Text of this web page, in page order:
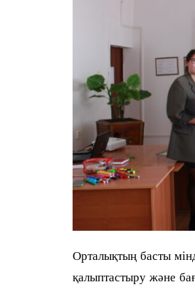
Орталықтың басты
қалыптастыру және